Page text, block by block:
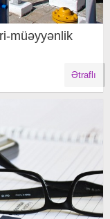
müəyyənlik
Ətraflı